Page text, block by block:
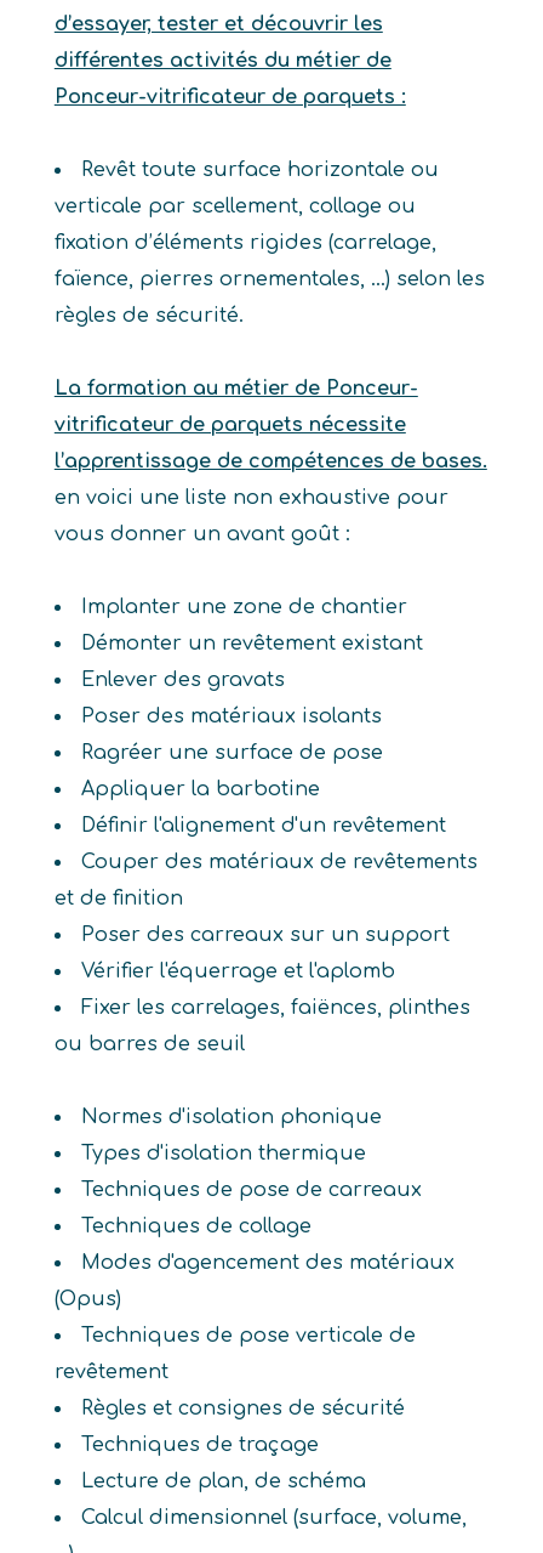
d’essayer, tester et découvrir les
différentes activités du métier de
Ponceur-vitrificateur de parquets :
Revêt toute surface horizontale ou
verticale par scellement, collage ou
fixation d’éléments rigides (carrelage,
faïence, pierres ornementales, …) selon les
règles de sécurité.
La formation au métier de Ponceur-
vitrificateur de parquets nécessite
l’apprentissage de compétences de bases.
en voici une liste non exhaustive pour
vous donner un avant goût :
Implanter une zone de chantier
Démonter un revêtement existant
Enlever des gravats
Poser des matériaux isolants
Ragréer une surface de pose
Appliquer la barbotine
Définir l'alignement d'un revêtement
Couper des matériaux de revêtements
et de finition
Poser des carreaux sur un support
Vérifier l'équerrage et l'aplomb
Fixer les carrelages, faiënces, plinthes
ou barres de seuil
Normes d'isolation phonique
Types d'isolation thermique
Techniques de pose de carreaux
Techniques de collage
Modes d'agencement des matériaux
(Opus)
Techniques de pose verticale de
revêtement
Règles et consignes de sécurité
Techniques de traçage
Lecture de plan, de schéma
Calcul dimensionnel (surface, volume,